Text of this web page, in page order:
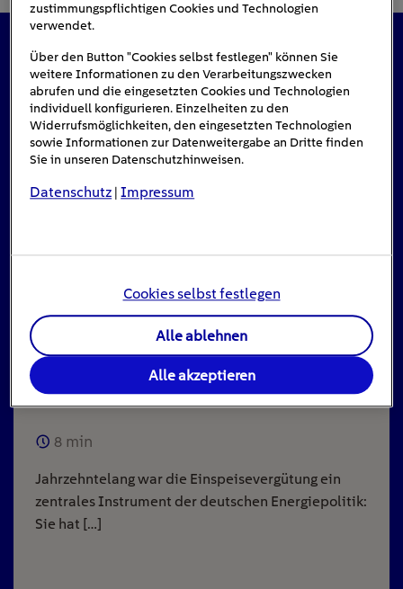
Das könnte Sie auch interessieren
#Solarenergie
Einspeisevergütung für Photovoltaik-
Anlagen
8 min
Jahrzehntelang war die Einspeisevergütung ein
zentrales Instrument der deutschen Energiepolitik:
Sie hat […]
zustimmungspflichtigen Cookies und Technologien
verwendet.
Über den Button "Cookies selbst festlegen" können Sie
weitere Informationen zu den Verarbeitungszwecken
abrufen und die eingesetzten Cookies und Technologien
individuell konfigurieren. Einzelheiten zu den
Widerrufsmöglichkeiten, den eingesetzten Technologien
sowie Informationen zur Datenweitergabe an Dritte finden
Sie in unseren Datenschutzhinweisen.
Datenschutz |Impressum
Cookies selbst festlegen
Alle ablehnen
Alle akzeptieren